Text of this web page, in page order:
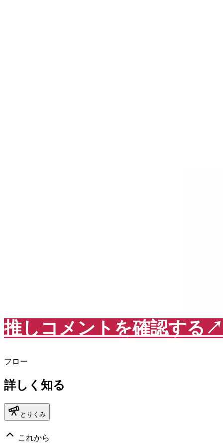
推しコメントを確認する↗︎
フロー
詳しく知る
とりくみ
これから